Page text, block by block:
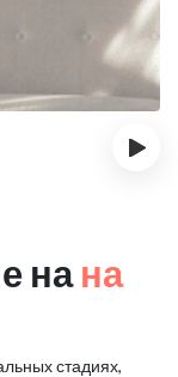
›
нана
стадиях,